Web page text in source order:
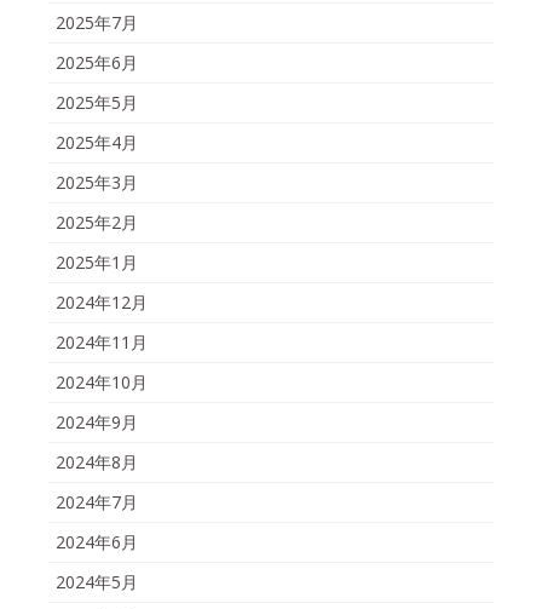
2025年7月
2025年6月
2025年5月
2025年4月
2025年3月
2025年2月
2025年1月
2024年12月
2024年11月
2024年10月
2024年9月
2024年8月
2024年7月
2024年6月
2024年5月